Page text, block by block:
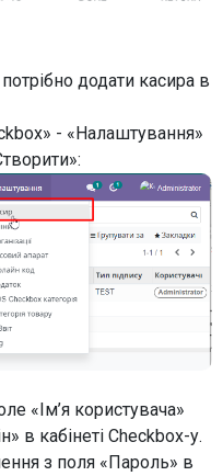
додати касира в
- «Налаштування»
«Ім’я користувача»
в кабінеті Checkbox-у.
з поля «Пароль» в